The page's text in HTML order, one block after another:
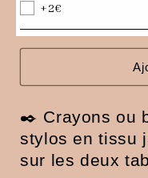
stylos
en
japonais
bleu
marine
et
doré
en
tissu
bleu
doré
+2€
✒️ Crayons ou
stylos en tissu
sur les deux